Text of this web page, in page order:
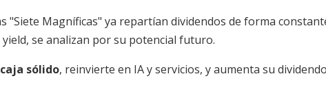
"Siete Magníficas" ya repartían dividendos de forma
se analizan por su potencial futuro.
sólido, reinvierte en IA y servicios, y aumenta su